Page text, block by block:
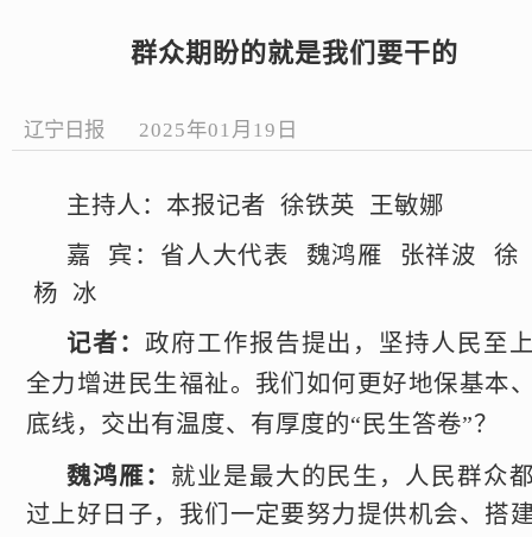
群众期盼的就是我们要干的
辽宁日报 2025年01月19日
主持人：本报记者 徐铁英 王敏娜
嘉 宾：省人大代表 魏鸿雁 张祥波 徐
杨 冰
记者： 政府工作报告提出，坚持人民至
全力增进民生福祉。我们如何更好地保基本
底线，交出有温度、有厚度的“民生答卷”？
魏鸿雁： 就业是最大的民生，人民群众
过上好日子，我们一定要努力提供机会、搭